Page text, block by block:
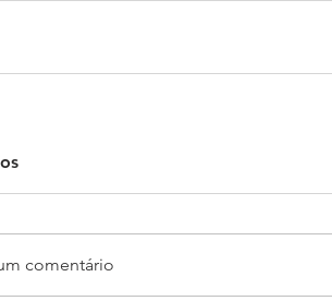
comentário